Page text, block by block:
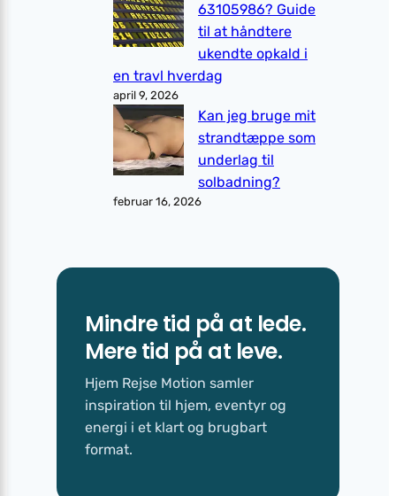
63105986? Guide
til at håndtere
ukendte opkald i
en travl hverdag
april 9, 2026
Kan jeg bruge mit
strandtæppe som
underlag til
solbadning?
februar 16, 2026
Mindre tid på at lede.
Mere tid på at leve.
Hjem Rejse Motion samler
inspiration til hjem, eventyr og
energi i et klart og brugbart
format.